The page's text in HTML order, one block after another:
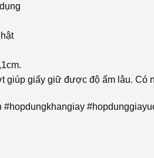
giấy giữ được độ ẩm lâu. Có